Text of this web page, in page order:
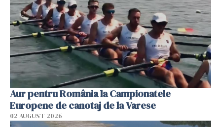
Aur pentru România la Campionatele
Europene de canotaj de la Varese
02 AUGUST 2026